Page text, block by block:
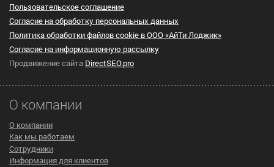
Пользовательское cоглашение
Согласие на обработку персональных данных
Политика обработки файлов cookie в ООО «АйТи Лоджик»
Согласие на информационную рассылку
Продвижение сайта DirectSEO.pro
О компании
О компании
Как мы работаем
Сотрудники
Информация для клиентов